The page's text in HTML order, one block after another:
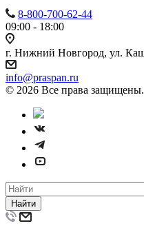
8-800-700-62-44
09:00 - 18:00
г. Нижний Новгород, ул.
info@praspan.ru
© 2026 Все права защищены.
Найти